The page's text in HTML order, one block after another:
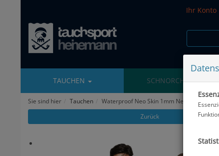
Ihr Konto
TAUCHEN SCHNORCHELN
Sie sind hier Tauchen
Waterproof Neo Skin 1mm Neopren -
Zurück